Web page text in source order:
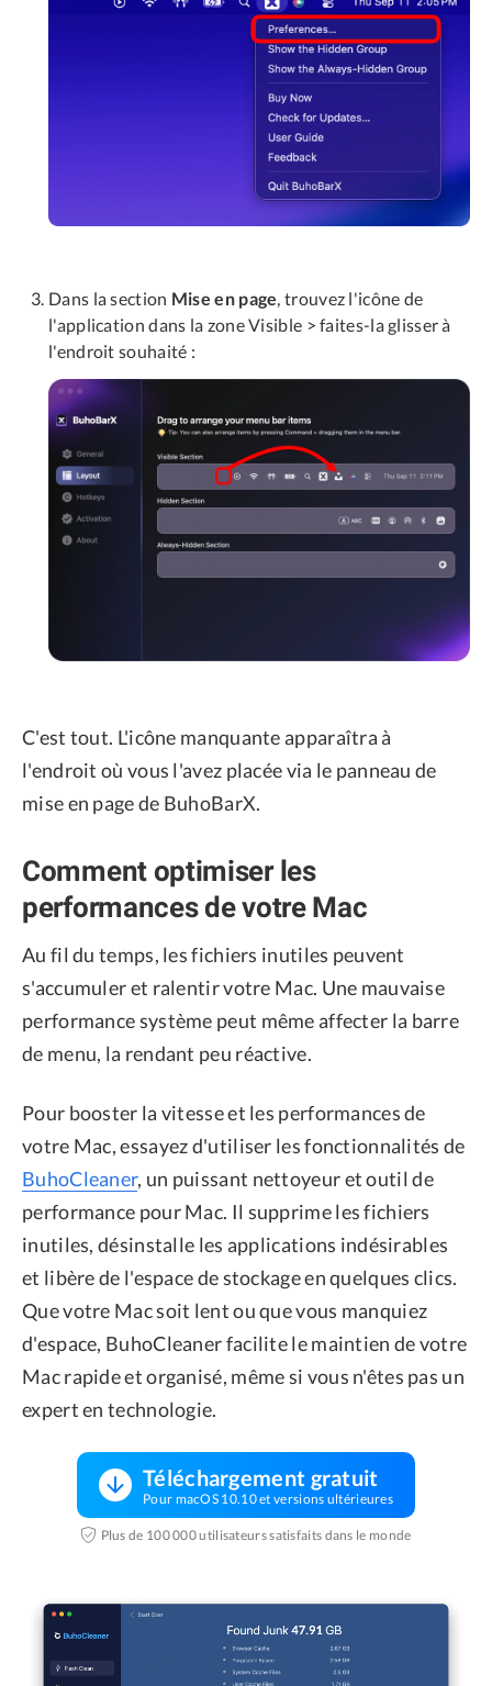
Dans la section Mise en page, trouvez l'icône de
l'application dans la zone Visible > faites-la glisser à
l'endroit souhaité :
C'est tout. L'icône manquante apparaîtra à
l'endroit où vous l'avez placée via le panneau de
mise en page de BuhoBarX.
Comment optimiser les
performances de votre Mac
Au fil du temps, les fichiers inutiles peuvent
s'accumuler et ralentir votre Mac. Une mauvaise
performance système peut même affecter la barre
de menu, la rendant peu réactive.
Pour booster la vitesse et les performances de
votre Mac, essayez d'utiliser les fonctionnalités de
BuhoCleaner, un puissant nettoyeur et outil de
performance pour Mac. Il supprime les fichiers
inutiles, désinstalle les applications indésirables
et libère de l'espace de stockage en quelques clics.
Que votre Mac soit lent ou que vous manquiez
d'espace, BuhoCleaner facilite le maintien de votre
Mac rapide et organisé, même si vous n'êtes pas un
expert en technologie.
Téléchargement gratuit
Pour macOS 10.10 et versions ultérieures
Plus de 100 000 utilisateurs satisfaits dans le monde